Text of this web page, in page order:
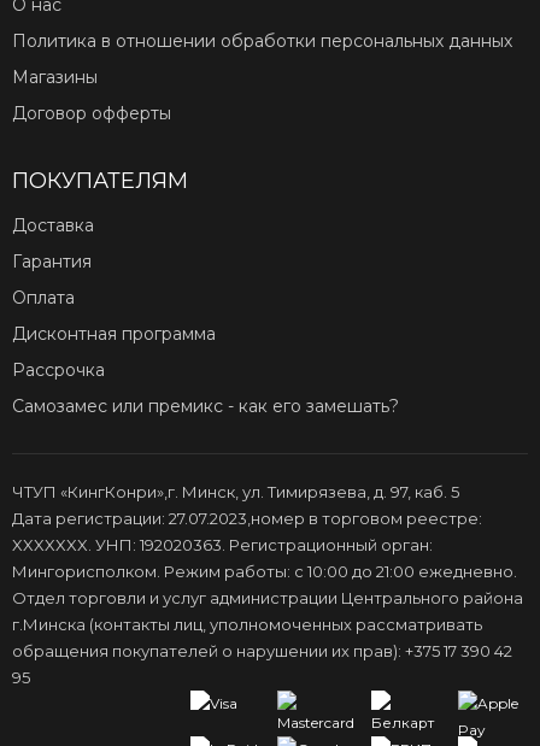
О нас
Политика в отношении обработки персональных данных
Магазины
Договор офферты
ПОКУПАТЕЛЯМ
Доставка
Гарантия
Оплата
Дисконтная программа
Рассрочка
Самозамес или премикс - как его замешать?
ЧТУП «КингКонри»,г. Минск, ул. Тимирязева, д. 97, каб. 5
Дата регистрации: 27.07.2023,номер в торговом реестре:
XXXXXXX. УНП: 192020363. Регистрационный орган:
Мингорисполком. Режим работы: с 10:00 до 21:00 ежедневно.
Отдел торговли и услуг администрации Центрального района
г.Минска (контакты лиц, уполномоченных рассматривать
обращения покупателей о нарушении их прав): +375 17 390 42
95